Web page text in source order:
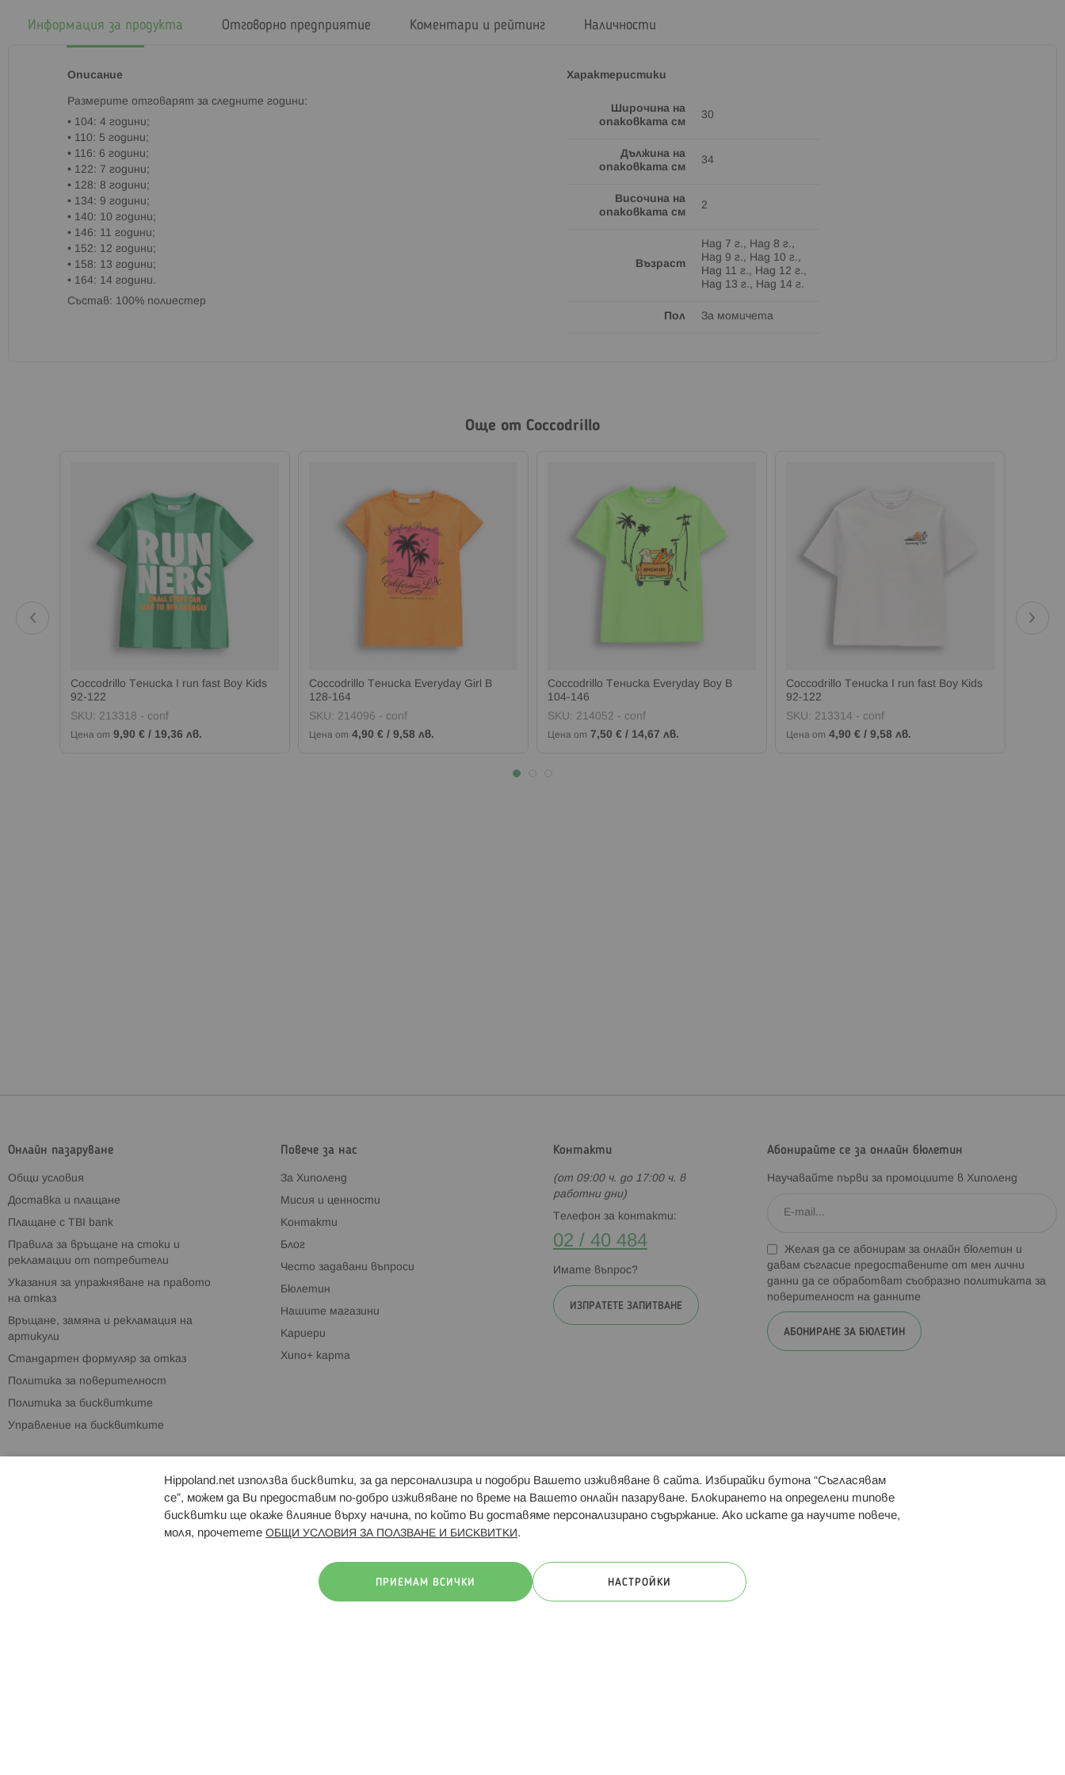
Информация за продукта
Описание
Paзмepитe oтгoвapят зa cлeднитe гoдини:
• 104: 4 години;
• 110: 5 години;
• 116: 6 години;
• 122: 7 години;
• 128: 8 години;
• 134: 9 години;
• 140: 10 години;
• 146: 11 години;
• 152: 12 години;
• 158: 13 години;
• 164: 14 години.
Състав: 100% полиестер
Характеристики
Широчина на
опаковката см
30
Дължина на
опаковката см
34
Височина на
опаковката см
2
Възраст
Над 7 г., Над 8 г.,
Над 9 г., Над 10 г.,
Над 11 г., Над 12 г.,
Над 13 г., Над 14 г.
Пол За момичета
Отговорно предприятие Коментари и рейтинг Наличности
Още от Coccodrillo
Coccodrillo Тениска I run fast Boy Kids
92-122
SKU: 213318 - conf
Цена от 9,90 € / 19,36 лв.
Coccodrillo Тениска Everyday Girl B
128-164
SKU: 214096 - conf
Цена от 4,90 € / 9,58 лв.
Coccodrillo Тениска Everyday Boy B
104-146
SKU: 214052 - conf
Цена от 7,50 € / 14,67 лв.
Coccodrillo Тениска I run fast Boy Kids
92-122
SKU: 213314 - conf
Цена от 4,90 € / 9,58 лв.
Онлайн пазаруване
Общи условия
Доставка и плащане
Плащане с TBI bank
Правила за връщане на стоки и
рекламации от потребители
Указания за упражняване на правото
на отказ
Връщане, замяна и рекламация на
артикули
Стандартен формуляр за отказ
Политика за поверителност
Политика за бисквитките
Управление на бисквитките
Повече за нас
За Хиполенд
Мисия и ценности
Контакти
Блог
Често задавани въпроси
Бюлетин
Нашите магазини
Кариери
Хипо+ карта
Контакти
(от 09:00 ч. до 17:00 ч. в
работни дни)
Телефон за контакти:
02 / 40 484
Имате въпрос?
ИЗПРАТЕТЕ ЗАПИТВАНЕ
Абонирайте се за онлайн бюлетин
Научавайте първи за промоциите в Хиполенд
Желая да се абонирам за онлайн бюлетин и
давам съгласие предоставените от мен лични
данни да се обработват съобразно политиката за
поверителност на данните
АБОНИРАНЕ ЗА БЮЛЕТИН
Брошури Магазини Свързани сайтове: Hippoland.ro Последвайте ни:
Hippoland.net използва бисквитки, за да персонализира и подобри Вашето изживяване в сайта. Избирайки бутона “Съгласявам
се”, можем да Ви предоставим по-добро изживяване по време на Вашето онлайн пазаруване. Блокирането на определени типове
бисквитки ще окаже влияние върху начина, по който Ви доставяме персонализирано съдържание. Ако искате да научите повече,
моля, прочетете ОБЩИ УСЛОВИЯ ЗА ПОЛЗВАНЕ И БИСКВИТКИ .
ПРИЕМАМ ВСИЧКИ НАСТРОЙКИ